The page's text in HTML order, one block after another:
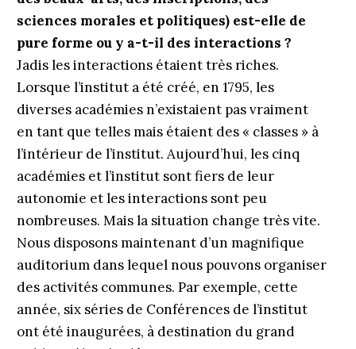
sciences morales et politiques) est-elle de
pure forme ou y a-t-il des interactions ?
Jadis les interactions étaient très riches.
Lorsque l’institut a été créé, en 1795, les
diverses académies n’existaient pas vraiment
en tant que telles mais étaient des « classes » à
l’intérieur de l’institut. Aujourd’hui, les cinq
académies et l’institut sont fiers de leur
autonomie et les interactions sont peu
nombreuses. Mais la situation change très vite.
Nous disposons maintenant d’un magnifique
auditorium dans lequel nous pouvons organiser
des activités communes. Par exemple, cette
année, six séries de Conférences de l’institut
ont été inaugurées, à destination du grand